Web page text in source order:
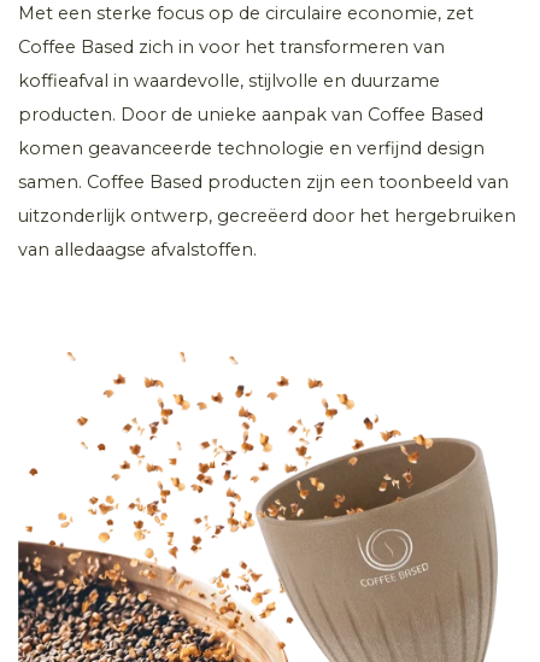
Met een sterke focus op de circulaire economie, zet
Coffee Based zich in voor het transformeren van
koffieafval in waardevolle, stijlvolle en duurzame
producten. Door de unieke aanpak van Coffee Based
komen geavanceerde technologie en verfijnd design
samen. Coffee Based producten zijn een toonbeeld van
uitzonderlijk ontwerp, gecreëerd door het hergebruiken
van alledaagse afvalstoffen.